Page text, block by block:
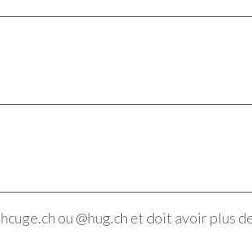
ou @hug.ch et doit avoir plus